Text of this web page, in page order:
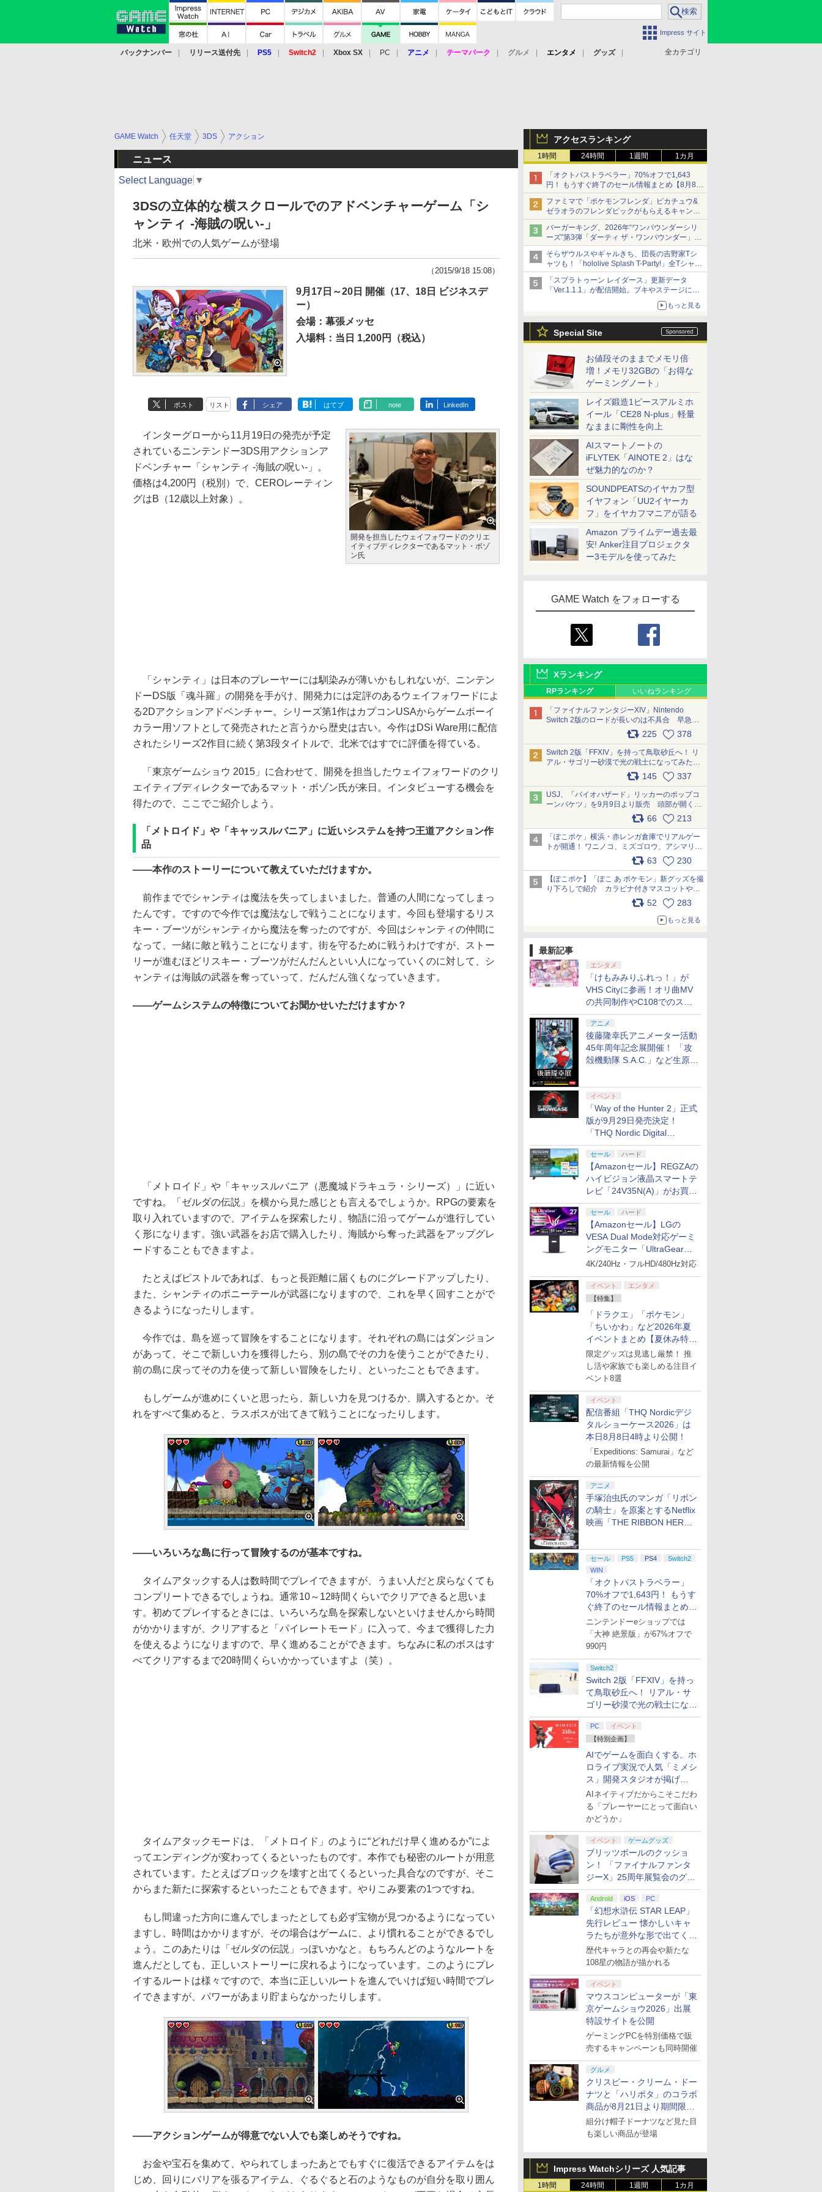
Impress サイト
全カテゴリ
バックナンバー リリース送付先 PS5 Switch2 Xbox SX PC アニメ テーマパーク グルメ エンタメ
グッズ
アクセスランキング
1時間 24時間 1週間 1カ月
「オクトパストラベラー」70%オフで1,643
円！ もうすぐ終了のセール情報まとめ【8月8日
更新】
ニンテンドーeショップでは「大神 絶景版」が
67%オフで990円
ファミマで「ポケモンフレンダ」ピカチュウ&
ゼラオラのフレンダピックがもらえるキャンペ
ーン開催！
バーガーキング、2026年“ワンパウンダーシリ
ーズ”第3弾「ダーティ ザ・ワンパウンダー」を
8月7日発売
「特製ガーリックマヨソース」を使用した超大
型チーズバーガー
そらザウルスやギャルきち、団長の吉野家Tシ
ャツも！「hololive Splash T-Party!」全Tシャツ
ラインナップ公開＆オンライン販売開始
「スプラトゥーン レイダース」更新データ
「Ver.1.1.1」が配信開始。ブキやステージに関
もっと見る
Special Site
お値段そのままでメモリ倍
増！メモリ32GBの「お得な
ゲーミングノート」
レイズ鍛造1ピースアルミホ
イール「CE28 N-plus」軽量
なままに剛性を向上
AIスマートノートの
iFLYTEK「AINOTE 2」はな
ぜ魅力的なのか？
SOUNDPEATSのイヤカフ型
イヤフォン「UU2イヤーカ
フ」をイヤカフマニアが語る
Amazon プライムデー過去最
安! Anker注目プロジェクタ
ー3モデルを使ってみた
GAME Watch をフォローする
Xランキング
RPランキング いいねランキング
「ファイナルファンタジーXIV」Nintendo
Switch 2版のロードが長いのは不具合 早急に
アップデートできるよう対応中225 378
Switch 2版「FFXIV」を持って鳥取砂丘へ！ リ
アル・サゴリー砂漠で光の戦士になってみた
145 337
USJ、「バイオハザード」リッカーのポップコ
ーンバケツ」を9月9日より販売 頭部が開く仕
組み。味は恐怖を堪のう「味噌フレーバー」
66 213
「ぽこポケ」横浜・赤レンガ倉庫でリアルゲー
トが開通！ ワニノコ、ミズゴロウ、アシマリ登
場シーンをレポート pic.x.com/LDgEByVl6D
63 230
【ぽこポケ】「ぽこ あ ポケモン」新グッズを撮
り下ろしで紹介 カラビナ付きマスコットやス
52 283
もっと見る
最新記事
エンタメ
「けもみみりふれっ！」が
VHS Cityに参画！オリ曲MV
の共同制作やC108でのスペ
シャルコラボ広告を掲出
アニメ
後藤隆幸氏アニメーター活動
45年周年記念展開催！ 「攻
殻機動隊 S.A.C.」など生原
イベント
「Way of the Hunter 2」正式
版が9月29日発売決定！
「THQ Nordic Digital
Showcase 2026」まとめ
セール ハード
【Amazonセール】REGZAの
ハイビジョン液晶スマートテ
レビ「24V35N(A)」がお買い
得！
セール ハード
【Amazonセール】LGの
VESA Dual Mode対応ゲーミ
ングモニター「UltraGear
27G850A-B」がお買い得！
4K/240Hz・フルHD/480Hz対応
イベント
エンタメ
【特集】
「ドラクエ」「ポケモン」
「ちいかわ」など2026年夏
イベントまとめ【夏休み特
集】
限定グッズは見逃し厳禁！ 推
し活や家族でも楽しめる注目イ
ベント8選
イベント
配信番組「THQ Nordicデジ
タルショーケース2026」は
本日8月8日4時より公開！
「Expeditions: Samurai」など
の最新情報を公開
アニメ
手塚治虫氏のマンガ「リボン
の騎士」を原案とするNetflix
映画「THE RIBBON HERO
セール PS5 PS4
Switch2
WIN
「オクトパストラベラー」
70%オフで1,643円！ もうす
ぐ終了のセール情報まとめ
【8月8日更新】
ニンテンドーeショップでは
「大神 絶景版」が67%オフで
990円
Switch2
Switch 2版「FFXIV」を持っ
て鳥取砂丘へ！ リアル・サ
ゴリー砂漠で光の戦士になっ
てみた
PC
イベント
【特別企画】
AIでゲームを面白くする。ホ
ロライブ実況で人気「ミメシ
ス」開発スタジオが掲げ
る“AI活用の信念”とは？【講
演レポート】
AIネイティブだからこそこだわ
る「プレーヤーにとって面白い
かどうか」
イベント ゲームグッズ
ブリッツボールのクッショ
ン！ 「ファイナルファンタ
ジーX」25周年展覧会のグッ
ズ情報が公開
Android iOS PC
「幻想水滸伝 STAR LEAP」
先行レビュー 懐かしいキャ
ラたちが意外な形で出てくる
シリーズ完全新作！
歴代キャラとの再会や新たな
108星の物語が描かれる
イベント
マウスコンピューターが「東
京ゲームショウ2026」出展
特設サイトを公開
ゲーミングPCを特別価格で販
売するキャンペーンも同時開催
グルメ
クリスピー・クリーム・ドー
ナツと「ハリポタ」のコラボ
商品が8月21日より期間限定
で発売
組分け帽子ドーナツなど見た目
も楽しい商品が登場
Impress Watchシリーズ 人気記事
1時間 24時間 1週間 1カ月
GAME Watch 任天堂 3DS アクション
ニュース
Select Language ▼
3DSの立体的な横スクロールでのアドベンチャーゲーム「シ
ャンティ -海賊の呪い-」
北米・欧州での人気ゲームが登場
（2015/9/18 15:08）
9月17日～20日 開催（17、18日 ビジネスデ
ー）
会場：幕張メッセ
入場料：当日 1,200円（税込）
ポスト リスト シェア はてブ note LinkedIn
開発を担当したウェイフォワードのクリエ
イティブディレクターであるマット・ボゾ
ン氏
インターグローから11月19日の発売が予定
されているニンテンドー3DS用アクションア
ドベンチャー「シャンティ -海賊の呪い-」。
価格は4,200円（税別）で、CEROレーティン
グはB（12歳以上対象）。
「シャンティ」は日本のプレーヤーには馴染みが薄いかもしれないが、ニンテン
ドーDS版「魂斗羅」の開発を手がけ、開発力には定評のあるウェイフォワードによ
る2Dアクションアドベンチャー。シリーズ第1作はカプコンUSAからゲームボーイ
カラー用ソフトとして発売されたと言うから歴史は古い。今作はDSi Ware用に配信
されたシリーズ2作目に続く第3段タイトルで、北米ではすでに評価を得ている。
「東京ゲームショウ 2015」に合わせて、開発を担当したウェイフォワードのクリ
エイティブディレクターであるマット・ボゾン氏が来日。インタビューする機会を
得たので、ここでご紹介しよう。
「メトロイド」や「キャッスルバニア」に近いシステムを持つ王道アクション作
品
――本作のストーリーについて教えていただけますか。
前作まででシャンティは魔法を失ってしまいました。普通の人間になってしまっ
たんです。ですので今作では魔法なしで戦うことになります。今回も登場するリス
キー・ブーツがシャンティから魔法を奪ったのですが、今回はシャンティの仲間に
なって、一緒に敵と戦うことになります。街を守るために戦うわけですが、ストー
リーが進むほどリスキー・ブーツがだんだんといい人になっていくのに対して、シ
ャンティは海賊の武器を奪っていって、だんだん強くなっていきます。
――ゲームシステムの特徴についてお聞かせいただけますか？
「メトロイド」や「キャッスルバニア（悪魔城ドラキュラ・シリーズ）」に近い
ですね。「ゼルダの伝説」を横から見た感じとも言えるでしょうか。RPGの要素を
取り入れていますので、アイテムを探索したり、物語に沿ってゲームが進行してい
く形になります。強い武器をお店で購入したり、海賊から奪った武器をアップグレ
ードすることもできますよ。
たとえばピストルであれば、もっと長距離に届くものにグレードアップしたり、
また、シャンティのポニーテールが武器になりますので、これを早く回すことがで
きるようになったりします。
今作では、島を巡って冒険をすることになります。それぞれの島にはダンジョン
があって、そこで新しい力を獲得したら、別の島でその力を使うことができたり、
前の島に戻ってその力を使って新しい冒険をしたり、といったこともできます。
もしゲームが進めにくいと思ったら、新しい力を見つけるか、購入するとか。そ
れをすべて集めると、ラスボスが出てきて戦うことになったりします。
――いろいろな島に行って冒険するのが基本ですね。
タイムアタックする人は数時間でプレイできますが、うまい人だと戻らなくても
コンプリートできるでしょうね。通常10～12時間くらいでクリアできると思いま
す。初めてプレイするときには、いろいろな島を探索しないといけませんから時間
がかかりますが、クリアすると「パイレートモード」に入って、今まで獲得した力
を使えるようになりますので、早く進めることができます。ちなみに私のボスはす
べてクリアするまで20時間くらいかかっていますよ（笑）。
タイムアタックモードは、「メトロイド」のように“どれだけ早く進めるか”によ
ってエンディングが変わってくるといったものです。本作でも秘密のルートが用意
されています。たとえばブロックを壊すと出てくるといった具合なのですが、そこ
からまた新たに探索するといったこともできます。やりこみ要素の1つですね。
もし間違った方向に進んでしまったとしても必ず宝物が見つかるようになってい
ますし、時間はかかりますが、その場合はゲームに、より慣れることができるでし
ょう。このあたりは「ゼルダの伝説」っぽいかなと。もちろんどのようなルートを
進んだとしても、正しいストーリーに戻れるようになっています。このようにプレ
イするルートは様々ですので、本当に正しいルートを進んでいけば短い時間でプレ
イできますが、パワーがあまり貯まらなかったりします。
――アクションゲームが得意でない人でも楽しめそうですね。
お金や宝石を集めて、やられてしまったあとでもすぐに復活できるアイテムをは
じめ、回りにバリアを張るアイテム、ぐるぐると石のようなものが自分を取り囲ん